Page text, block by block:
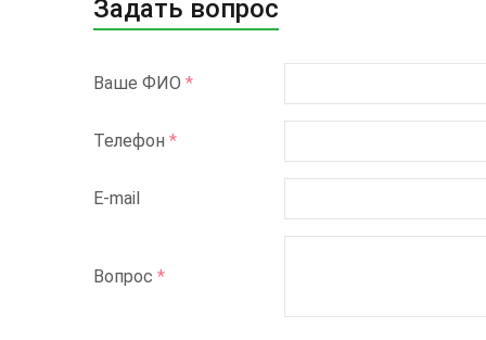
Задать вопрос
Ваше ФИО *
Телефон *
E-mail
Вопрос *